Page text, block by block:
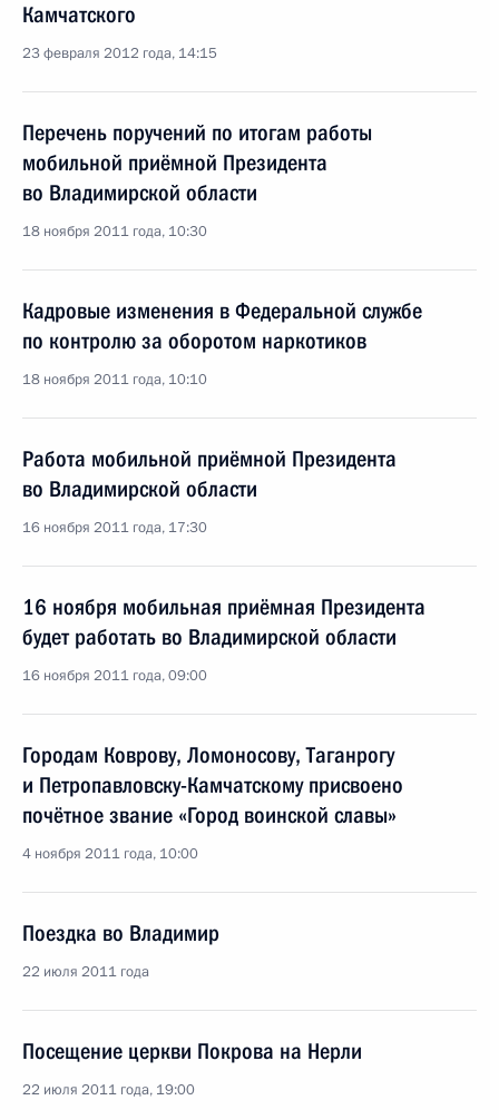
Камчатского
23 февраля 2012 года, 14:15
Перечень поручений по итогам работы
мобильной приёмной Президента
во Владимирской области
18 ноября 2011 года, 10:30
Кадровые изменения в Федеральной службе
по контролю за оборотом наркотиков
18 ноября 2011 года, 10:10
Работа мобильной приёмной Президента
во Владимирской области
16 ноября 2011 года, 17:30
16 ноября мобильная приёмная Президента
будет работать во Владимирской области
16 ноября 2011 года, 09:00
Городам Коврову, Ломоносову, Таганрогу
и Петропавловску-Камчатскому присвоено
почётное звание «Город воинской славы»
4 ноября 2011 года, 10:00
Поездка во Владимир
22 июля 2011 года
Посещение церкви Покрова на Нерли
22 июля 2011 года, 19:00